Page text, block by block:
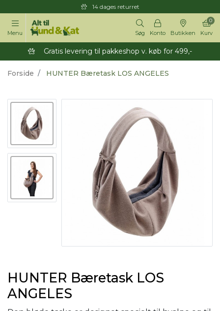
14 dages returret
Menu Søg Konto Butikken Kurv
0
Gratis levering til pakkeshop v. køb for 499,-
Forside HUNTER Bæretask LOS ANGELES
HUNTER Bæretask LOS
ANGELES